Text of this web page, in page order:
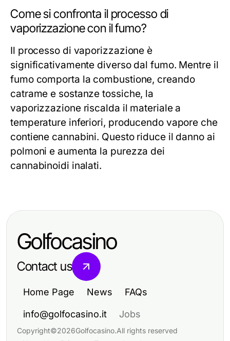
Come si confronta il processo di
vaporizzazione con il fumo?
Il processo di vaporizzazione è
significativamente diverso dal fumo. Mentre il
fumo comporta la combustione, creando
catrame e sostanze tossiche, la
vaporizzazione riscalda il materiale a
temperature inferiori, producendo vapore che
contiene cannabini. Questo riduce il danno ai
polmoni e aumenta la purezza dei
cannabinoidi inalati.
Golfocasino
Contact us
Home Page News FAQs
info@golfocasino.it Jobs
Copyright©2026Golfocasino.All rights reserved